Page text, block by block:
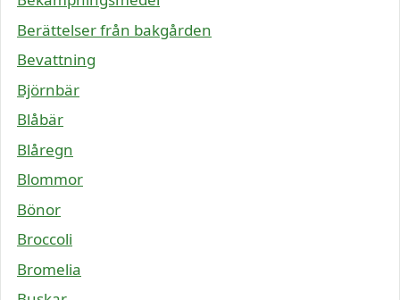
Berättelser från bakgården
Bevattning
Björnbär
Blåbär
Blåregn
Blommor
Bönor
Broccoli
Bromelia